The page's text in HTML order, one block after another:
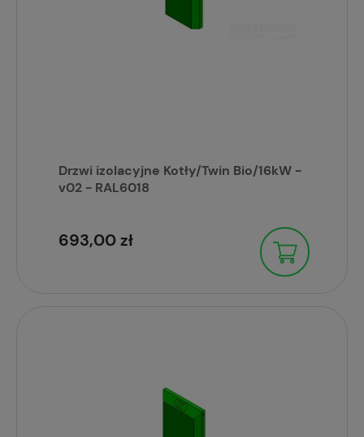
Drzwi izolacyjne Kotły/Twin Bio/16kW -
v02 - RAL6018
693,00 zł